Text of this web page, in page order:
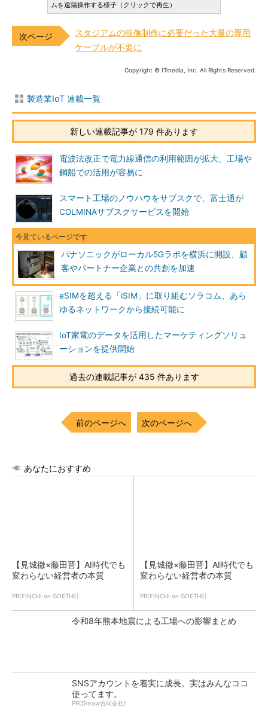
ムを遠隔操作する様子（クリックで再生）
スタジアムの映像制作に必要だった大量の専用
ケーブルが不要に
Copyright © ITmedia, Inc. All Rights Reserved.
製造業IoT 連載一覧
新しい連載記事が 179 件あります
電波法改正で電力線通信の利用範囲が拡大、工場や
鋼船での活用が容易に
スマート工場のノウハウをサブスクで、富士通が
COLMINAサブスクサービスを開始
パナソニックがローカル5Gラボを横浜に開設、顧
客やパートナー企業との共創を加速
eSIMを超える「iSIM」に取り組むソラコム、あら
ゆるネットワークから接続可能に
IoT家電のデータを活用したマーケティングソリュ
ーションを提供開始
過去の連載記事が 435 件あります
前のページへ 次のページへ
あなたにおすすめ
【見城徹×藤田晋】AI時代でも
変わらない経営者の本質
PR(FINCHI on GOETHE)
【見城徹×藤田晋】AI時代でも
変わらない経営者の本質
PR(FINCHI on GOETHE)
令和8年熊本地震による工場への影響まとめ
SNSアカウントを着実に成長。実はみんなココ
使ってます。
PR(Dreaw合同会社)